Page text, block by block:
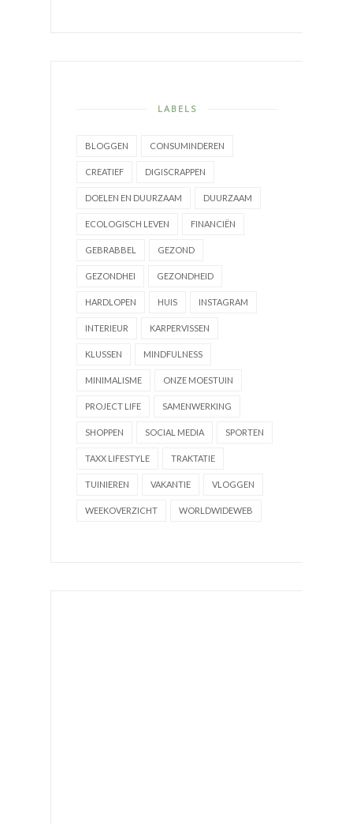
LABELS
BLOGGEN CONSUMINDEREN
CREATIEF DIGISCRAPPEN
DOELEN EN DUURZAAM DUURZAAM
ECOLOGISCH LEVEN FINANCIËN
GEBRABBEL GEZOND
GEZONDHEI GEZONDHEID
HARDLOPEN HUIS INSTAGRAM
INTERIEUR KARPERVISSEN
KLUSSEN MINDFULNESS
MINIMALISME ONZE MOESTUIN
PROJECT LIFE SAMENWERKING
SHOPPEN SOCIAL MEDIA SPORTEN
TAXX LIFESTYLE TRAKTATIE
TUINIEREN VAKANTIE VLOGGEN
WEEKOVERZICHT WORLDWIDEWEB